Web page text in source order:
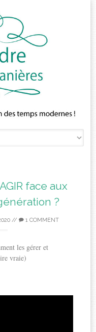
face aux
?
// 1 COMMENT
les gérer et
vraie)